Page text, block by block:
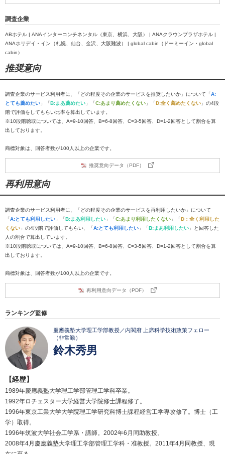
調査企業
ABホテル | ANAインターコンチネンタル（東京、横浜、大阪） | ANAクラウンプラザホテル |
ANAホリデイ・イン（札幌、仙台、金沢、大阪難波） | global cabin（ドーミーイン・global
cabin）
推奨意向
調査企業のサービス利用者に、「どの程度その企業のサービスを推奨したいか」について「A:
とても薦めたい 」「B:まあ薦めたい 」「C:あまり薦めたくない 」「D:全く薦めたくない 」の4段
階で評価をしてもらい比率を算出しています。
※10段階聴取については、A=9-10回答、B=6-8回答、C=3-5回答、D=1-2回答として割合を算
出しております。
商標対象は、回答者数が100人以上の企業です。
推奨意向データ（PDF）
再利用意向
調査企業のサービス利用者に、「どの程度その企業のサービスを再利用したいか」について
「A:とても利用したい 」「B:まあ利用したい 」「C:あまり利用したくない 」「D：全く利用した
くない 」の4段階で評価してもらい、「A:とても利用したい 」「B:まあ利用したい 」と回答した
人の割合で算出しています。
※10段階聴取については、A=9-10回答、B=6-8回答、C=3-5回答、D=1-2回答として割合を算
出しております。
商標対象は、回答者数が100人以上の企業です。
再利用意向データ（PDF）
ランキング監修
慶應義塾大学理工学部教授／内閣府 上席科学技術政策フェロー
（非常勤）
鈴木秀男
【経歴】
1989年慶應義塾大学理工学部管理工学科卒業。
1992年ロチェスター大学経営大学院修士課程修了。
1996年東京工業大学大学院理工学研究科博士課程経営工学専攻修了。博士（工
学）取得。
1996年筑波大学社会工学系・講師。2002年6月同助教授。
2008年4月慶應義塾大学理工学部管理工学科・准教授。2011年4月同教授、現